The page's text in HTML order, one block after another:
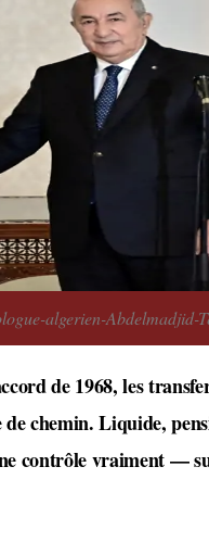
algerien-Abdelmadjid-
chemin. Liquide,
contrôle vraiment —